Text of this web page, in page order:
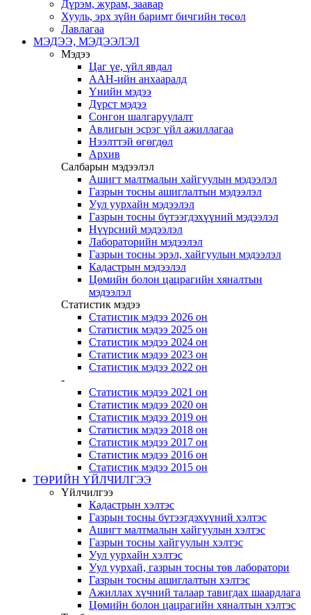
Дүрэм, журам, заавар
Хууль, эрх зүйн баримт бичгийн төсөл
Лавлагаа
МЭДЭЭ, МЭДЭЭЛЭЛ
Мэдээ
Цаг үе, үйл явдал
ААН-ийн анхааралд
Үнийн мэдээ
Дүрст мэдээ
Сонгон шалгаруулалт
Авлигын эсрэг үйл ажиллагаа
Нээлттэй өгөгдөл
Архив
Салбарын мэдээлэл
Ашигт малтмалын хайгуулын мэдээлэл
Газрын тосны ашиглалтын мэдээлэл
Уул уурхайн мэдээлэл
Газрын тосны бүтээгдэхүүний мэдээлэл
Нүүрсний мэдээлэл
Лабораторийн мэдээлэл
Газрын тосны эрэл, хайгуулын мэдээлэл
Кадастрын мэдээлэл
Цөмийн болон цацрагийн хяналтын
мэдээлэл
Статистик мэдээ
Статистик мэдээ 2026 он
Статистик мэдээ 2025 он
Статистик мэдээ 2024 он
Статистик мэдээ 2023 он
Статистик мэдээ 2022 он
-
Статистик мэдээ 2021 он
Статистик мэдээ 2020 он
Статистик мэдээ 2019 он
Статистик мэдээ 2018 он
Статистик мэдээ 2017 он
Статистик мэдээ 2016 он
Статистик мэдээ 2015 он
ТӨРИЙН ҮЙЛЧИЛГЭЭ
Үйлчилгээ
Кадастрын хэлтэс
Газрын тосны бүтээгдэхүүний хэлтэс
Ашигт малтмалын хайгуулын хэлтэс
Газрын тосны хайгуулын хэлтэс
Уул уурхайн хэлтэс
Уул уурхай, газрын тосны төв лаборатори
Газрын тосны ашиглалтын хэлтэс
Ажиллах хүчний талаар тавигдах шаардлага
Цөмийн болон цацрагийн хяналтын хэлтэс